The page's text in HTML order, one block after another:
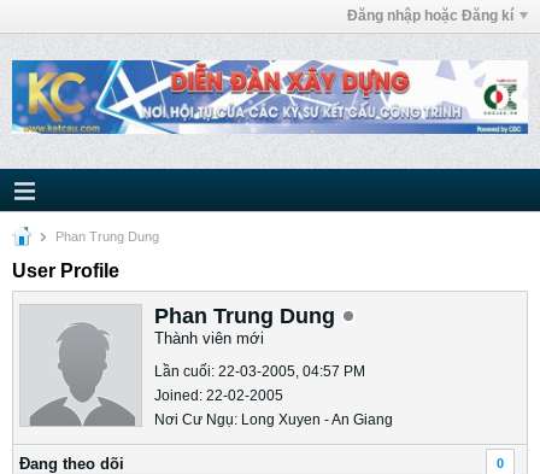
Đăng nhập hoặc Đăng kí
Phan Trung Dung
User Profile
Phan Trung Dung
Thành viên mới
Lần cuối: 22-03-2005, 04:57 PM
Joined: 22-02-2005
Nơi Cư Ngụ: Long Xuyen - An Giang
Ðang theo dõi 0